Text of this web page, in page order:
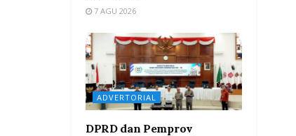
7 AGU 2026
ADVERTORIAL
DPRD dan Pemprov